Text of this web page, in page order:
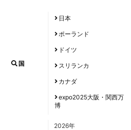
国
日本
ポーランド
ドイツ
スリランカ
カナダ
expo2025大阪・関西万
博
2026年